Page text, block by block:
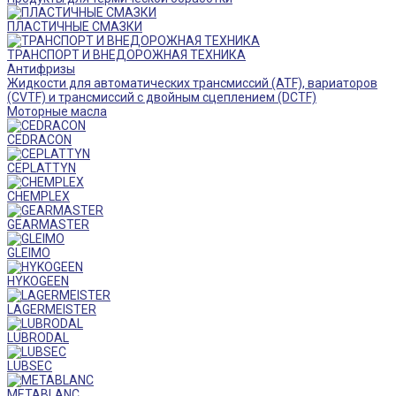
ПЛАСТИЧНЫЕ СМАЗКИ
ТРАНСПОРТ И ВНЕДОРОЖНАЯ ТЕХНИКА
Антифризы
Жидкости для автоматических трансмиссий (ATF), вариаторов
(CVTF) и трансмиссий с двойным сцеплением (DCTF)
Моторные масла
CEDRACON
CEPLATTYN
CHEMPLEX
GEARMASTER
GLEIMO
HYKOGEEN
LAGERMEISTER
LUBRODAL
LUBSEC